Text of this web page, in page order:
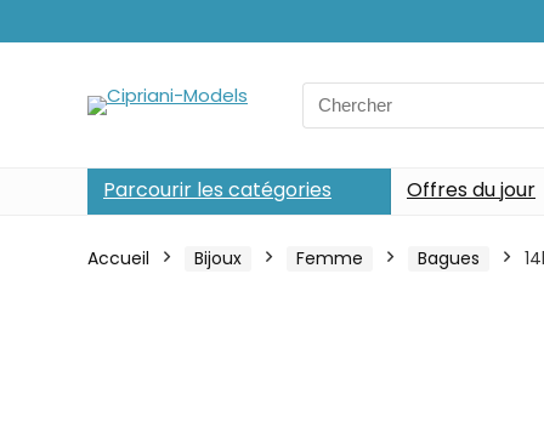
Search
for:
Parcourir les catégories Offres du jour
Accueil Bijoux Femme Bagues